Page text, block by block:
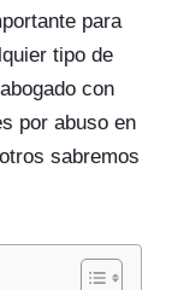
para
tipo de
con
por abuso en
sabremos